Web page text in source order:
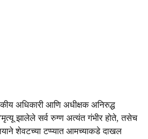
अधिकारी आणि अधीक्षक अनिरुद्ध
झालेले सर्व रुग्ण अत्यंत गंभीर होते, तसेच
शेवटच्या टप्प्यात आमच्याकडे दाखल